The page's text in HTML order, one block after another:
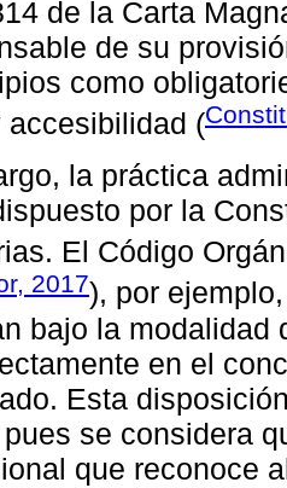
de la Carta
de su
como
accesibilidad (
la práctica
por la
El Código
2017), por
bajo la modalidad
en el
Esta
se considera
que reconoce